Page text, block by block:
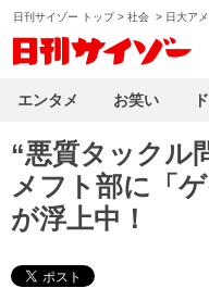
日刊サイゾー トップ> 社会 > 日大ア
“悪質タックル
メフト部に「
が浮上中！
エンタメ お笑い